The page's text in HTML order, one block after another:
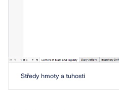
Středy hmoty a tuhosti